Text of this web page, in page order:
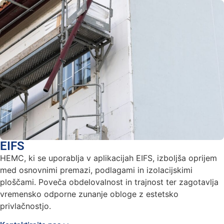
EIFS
HEMC, ki se uporablja v aplikacijah EIFS, izboljša oprijem
med osnovnimi premazi, podlagami in izolacijskimi
ploščami. Poveča obdelovalnost in trajnost ter zagotavlja
vremensko odporne zunanje obloge z estetsko
privlačnostjo.